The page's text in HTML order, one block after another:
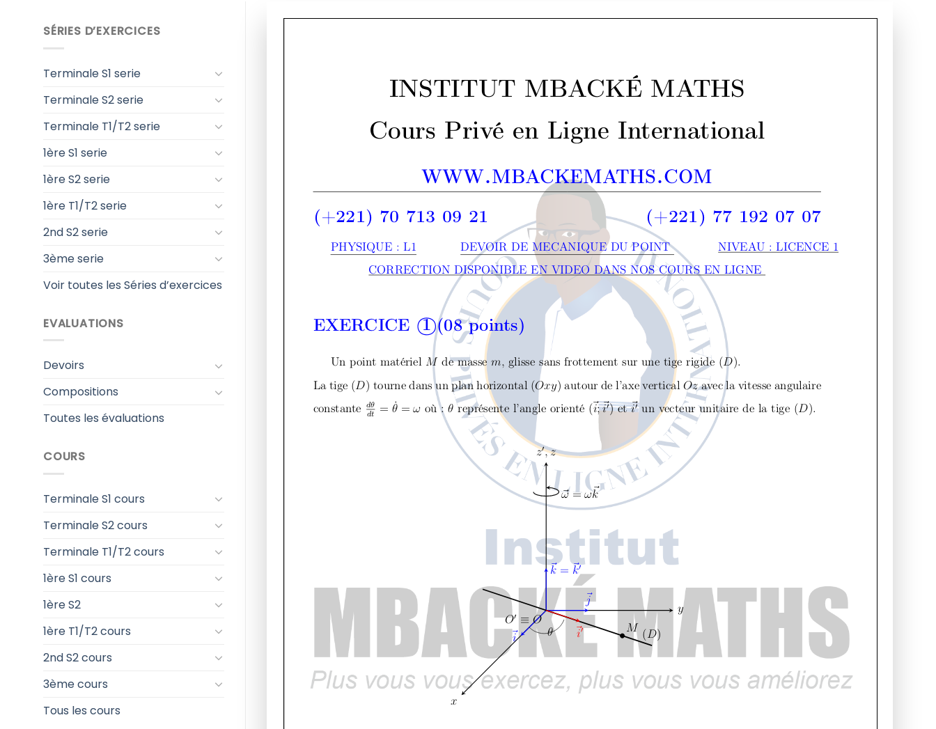
SÉRIES D’EXERCICES
Terminale S1 serie
Terminale S2 serie
Terminale T1/T2 serie
1ère S1 serie
1ère S2 serie
1ère T1/T2 serie
2nd S2 serie
3ème serie
Voir toutes les Séries d’exercices
EVALUATIONS
Devoirs
Compositions
Toutes les évaluations
COURS
Terminale S1 cours
Terminale S2 cours
Terminale T1/T2 cours
1ère S1 cours
1ère S2
1ère T1/T2 cours
2nd S2 cours
3ème cours
Tous les cours